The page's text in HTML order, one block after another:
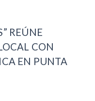
REÚNE
CON
EN PUNTA